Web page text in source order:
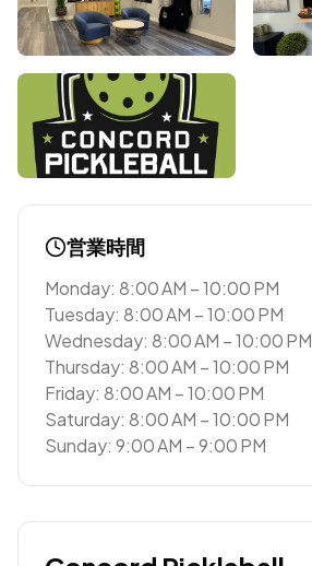
営業時間
Monday: 8:00 AM – 10:00 PM
Tuesday: 8:00 AM – 10:00 PM
Wednesday: 8:00 AM – 10:00 PM
Thursday: 8:00 AM – 10:00 PM
Friday: 8:00 AM – 10:00 PM
Saturday: 8:00 AM – 10:00 PM
Sunday: 9:00 AM – 9:00 PM